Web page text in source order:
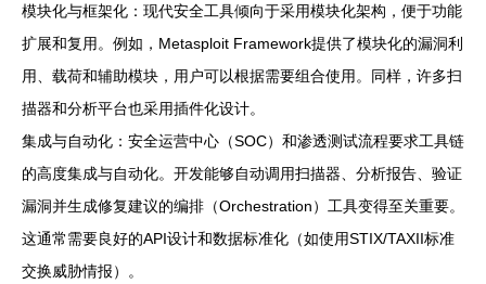
模块化与框架化：现代安全工具倾向于采用模块化架构，便于功能
扩展和复用。例如，Metasploit Framework提供了模块化的漏洞利
用、载荷和辅助模块，用户可以根据需要组合使用。同样，许多扫
描器和分析平台也采用插件化设计。
集成与自动化：安全运营中心（SOC）和渗透测试流程要求工具链
的高度集成与自动化。开发能够自动调用扫描器、分析报告、验证
漏洞并生成修复建议的编排（Orchestration）工具变得至关重要。
这通常需要良好的API设计和数据标准化（如使用STIX/TAXII标准
交换威胁情报）。